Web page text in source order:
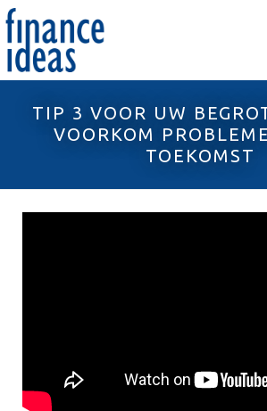
TIP 3 VOOR UW
VOORKOM
TOEKOMST